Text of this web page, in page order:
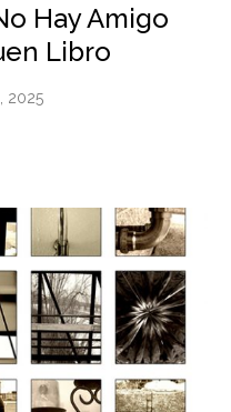
Hay Amigo
Libro
2025